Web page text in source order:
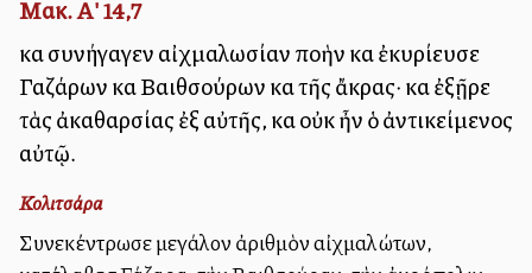
Μακ. Α' 14,7
καὶ συνήγαγεν αἰχμαλωσίαν πολλὴν καὶ ἐκυρίευσε
Γαζάρων καὶ Βαιθσούρων καὶ τῆς ἄκρας· καὶ ἐξῇρε
τὰς ἀκαθαρσίας ἐξ αὐτῆς, καὶ οὐκ ἦν ὁ ἀντικείμενος
αὐτῷ.
Κολιτσάρα
Συνεκέντρωσε μεγάλον ἀριθμὸν αἰχμαλώτων,